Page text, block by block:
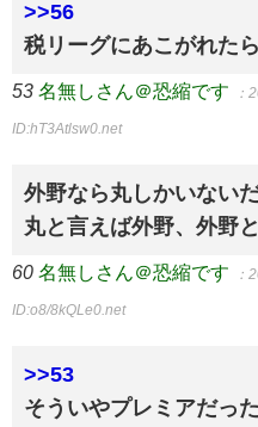
>>56
税リーグにあこがれた
53 名無しさん＠恐縮です ：
ID:hT3Atlsw0.net
外野なら丸しかいない
丸と言えば外野、外野
60 名無しさん＠恐縮です ：
ID:o8/8kQLe0.net
>>53
そういやプレミアだっ